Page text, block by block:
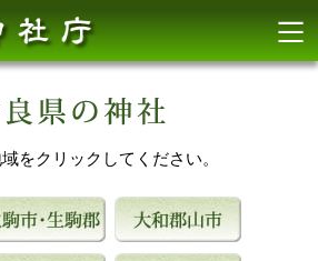
をクリックしてください。